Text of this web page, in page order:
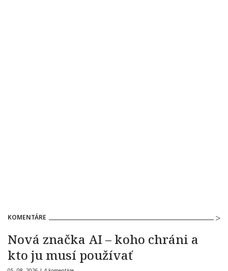
KOMENTÁRE
Nová značka AI – koho chráni a
kto ju musí používať